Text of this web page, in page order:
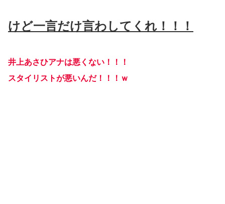
けど一言だけ言わしてくれ！！！
井上あさひアナは悪くない！！！
スタイリストが悪いんだ！！！ｗ